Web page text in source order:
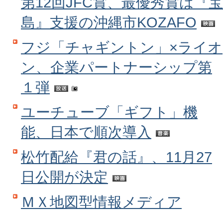
島』支援の沖縄市KOZAFO
フジ「チャギントン」×ライオ
ン、企業パートナーシップ第
１弾
ユーチューブ「ギフト」機
能、日本で順次導入
松竹配給『君の話』、11月27
日公開が決定
ＭＸ地図型情報メディア